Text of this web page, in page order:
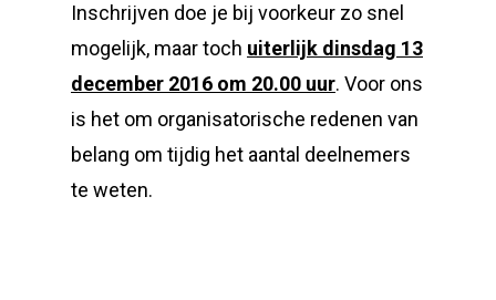
Inschrijven doe je bij voorkeur zo snel
mogelijk, maar toch uiterlijk dinsdag 13
december 2016 om 20.00 uur. Voor ons
is het om organisatorische redenen van
belang om tijdig het aantal deelnemers
te weten.